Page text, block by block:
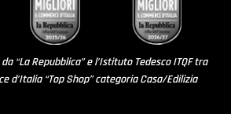
“La Repubblica” e l’Istituto Tedesco ITQF tra
d’Italia “Top Shop” categoria Casa/Edilizia